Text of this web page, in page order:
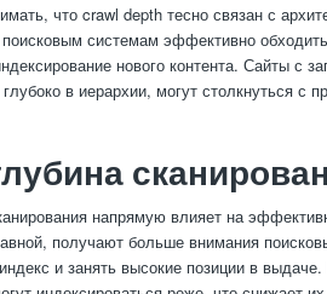
что crawl depth тесно связан с
поисковым системам эффективно
нового контента. Сайты с
в иерархии, могут столкнуться с
напрямую влияет на
получают больше внимания
и занять высокие позиции в